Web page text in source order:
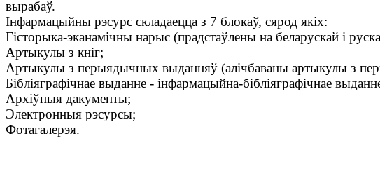
вырабаў.
Інфармацыйны рэсурс складаецца з 7 блокаў, сярод якіх:
Гісторыка-эканамічны нарыс (прадстаўлены на беларускай і
Артыкулы з кніг;
Артыкулы з перыядычных выданняў (алічбаваны артыкулы з
Бібліяграфічнае выданне - інфармацыйна-бібліяграфічнае
Архіўныя дакументы;
Электронныя рэсурсы;
Фотагалерэя.